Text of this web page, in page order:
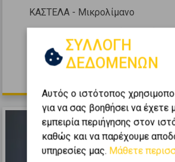
ΚΑΣΤΕΛΑ - Μικρολίμανο
1960ΣΥΛΛΟΓΗ
ΔΕΔΟΜΕΝΩΝ
Αυτός ο ιστότοπος
για να σας βοηθήσει να έχετε
εμπειρία περιήγησης στον
καθώς και να παρέχουμε
υπηρεσίες μας. Μάθετε